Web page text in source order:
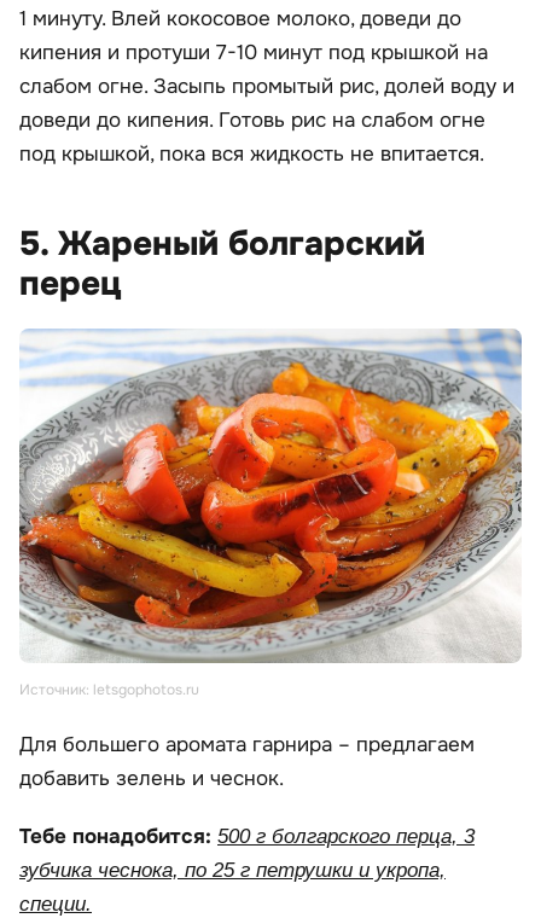
1 минуту. Влей кокосовое молоко, доведи до
кипения и протуши 7-10 минут под крышкой на
слабом огне. Засыпь промытый рис, долей воду и
доведи до кипения. Готовь рис на слабом огне
под крышкой, пока вся жидкость не впитается.
5. Жареный болгарский
перец
Источник: letsgophotos.ru
Для большего аромата гарнира – предлагаем
добавить зелень и чеснок.
Тебе понадобится: 500 г болгарского перца, 3
зубчика чеснока, по 25 г петрушки и укропа,
специи.